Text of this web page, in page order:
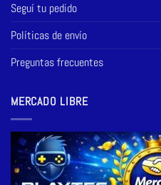
Seguí tu pedido
Políticas de envío
Preguntas frecuentes
MERCADO LIBRE